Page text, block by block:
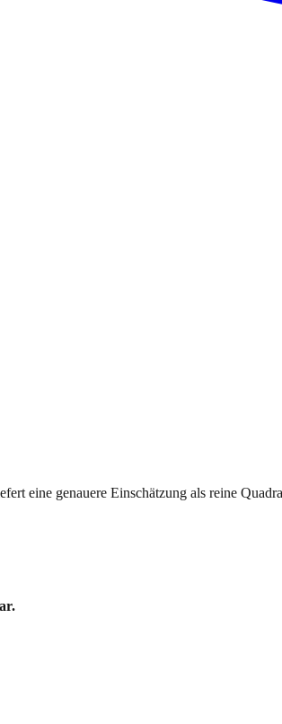
eine genauere Einschätzung als reine